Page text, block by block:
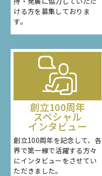
ける方を募集しておりま
す。
創立100周年
スペシャル
インタビュー
創立100周年を記念して、各
界で第一線で活躍する方々
にインタビューをさせてい
ただきました。